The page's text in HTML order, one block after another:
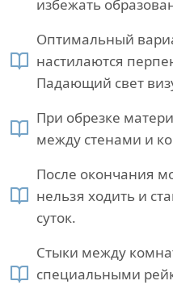
избежать
Оптимальный
настилаются
Падающий свет
При обрезке
между стенами и
После окончания
нельзя ходить и
суток.
Стыки между
специальными